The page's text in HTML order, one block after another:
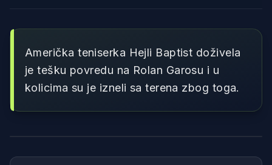
Američka teniserka Hejli Baptist doživela
je tešku povredu na Rolan Garosu i u
kolicima su je izneli sa terena zbog toga.